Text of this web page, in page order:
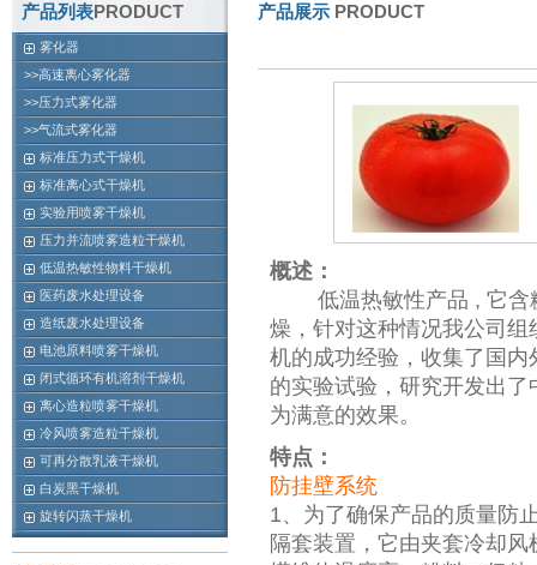
产品列表PRODUCT
雾化器
>>高速离心雾化器
>>压力式雾化器
>>气流式雾化器
标准压力式干燥机
标准离心式干燥机
实验用喷雾干燥机
压力并流喷雾造粒干燥机
低温热敏性物料干燥机
医药废水处理设备
造纸废水处理设备
电池原料喷雾干燥机
闭式循环有机溶剂干燥机
离心造粒喷雾干燥机
冷风喷雾造粒干燥机
可再分散乳液干燥机
白炭黑干燥机
旋转闪蒸干燥机
产品展示 PRODUCT
概述：
低温热敏性产品 , 它含糖
燥，针对这种情况我公司
机的成功经验，收集了国
的实验试验，研究开发出
为满意的效果。
特点：
防挂壁系统
1、为了确保产品的质量防
隔套装置，它由夹套冷却